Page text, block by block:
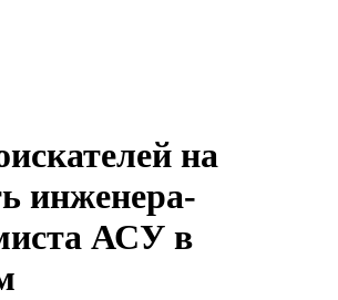
на
инженера-
АСУ в